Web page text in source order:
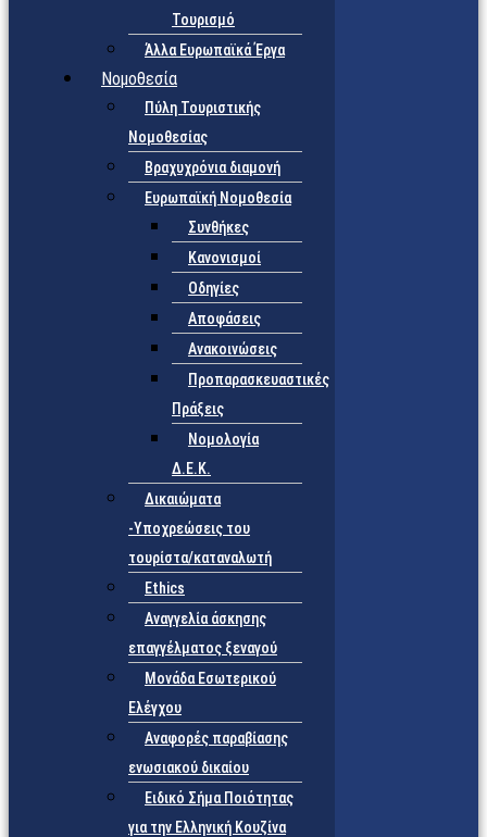
Τουρισμό
Άλλα Ευρωπαϊκά Έργα
Νομοθεσία
Πύλη Τουριστικής
Νομοθεσίας
Βραχυχρόνια διαμονή
Ευρωπαϊκή Νομοθεσία
Συνθήκες
Κανονισμοί
Οδηγίες
Αποφάσεις
Ανακοινώσεις
Προπαρασκευαστικές
Πράξεις
Νομολογία
Δ.Ε.Κ.
Δικαιώματα
-Υποχρεώσεις του
τουρίστα/καταναλωτή
Ethics
Αναγγελία άσκησης
επαγγέλματος ξεναγού
Μονάδα Εσωτερικού
Ελέγχου
Αναφορές παραβίασης
ενωσιακού δικαίου
Ειδικό Σήμα Ποιότητας
για την Ελληνική Κουζίνα